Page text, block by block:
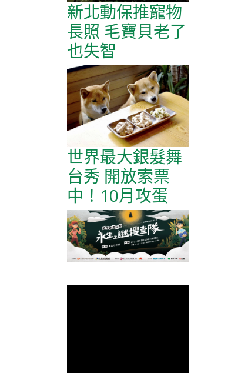
新北動保推寵物
長照 毛寶貝老了
也失智
世界最大銀髮舞
台秀 開放索票
中！10月攻蛋